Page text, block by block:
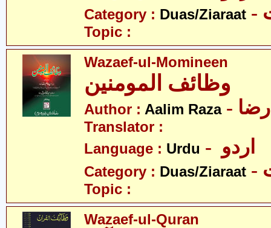
Category : Duas/Ziaraat
Topic :
Wazaef-ul-Momineen
Author : Aalim Raza رضا
Translator :
Language : Urdu
Category : Duas/Ziaraat
Topic :
Wazaef-ul-Quran